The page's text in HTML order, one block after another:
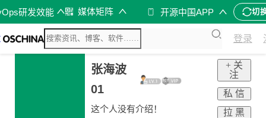
研发效能 媒体矩阵 开源中国APP 切
登录
张海波
01
这个人没有介绍！
+ 关
注
私 信
拉 黑